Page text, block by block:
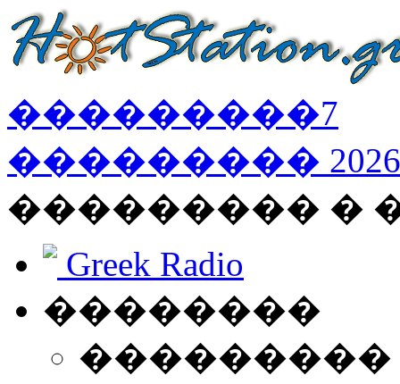
���������7
��������� 2026
��������� �
Greek Radio
��������